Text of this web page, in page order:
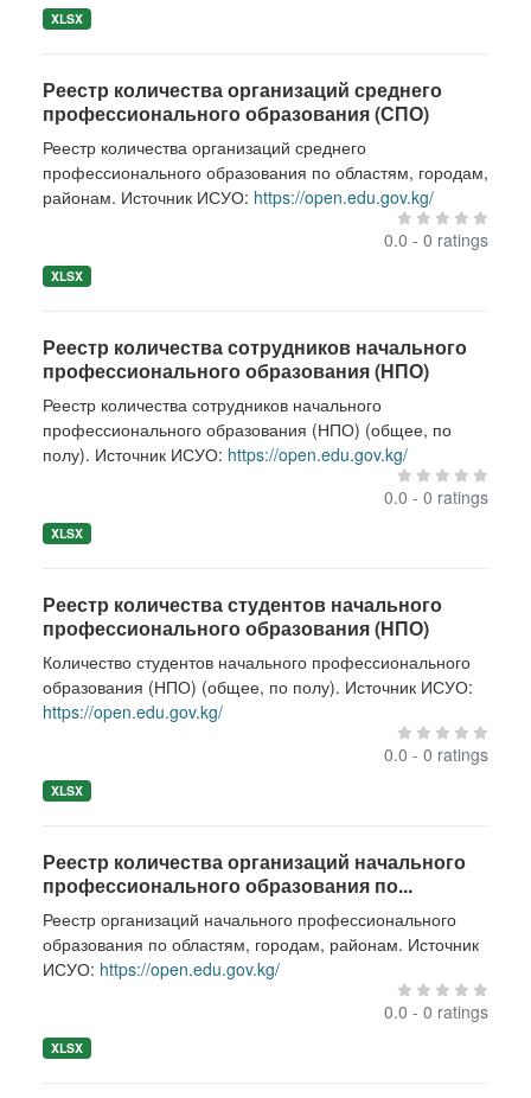
XLSX
Реестр количества организаций среднего
профессионального образования (СПО)
Реестр количества организаций среднего
профессионального образования по областям, городам,
районам. Источник ИСУО: https://open.edu.gov.kg/
0.0 - 0 ratings
XLSX
Реестр количества сотрудников начального
профессионального образования (НПО)
Реестр количества сотрудников начального
профессионального образования (НПО) (общее, по
полу). Источник ИСУО: https://open.edu.gov.kg/
0.0 - 0 ratings
XLSX
Реестр количества студентов начального
профессионального образования (НПО)
Количество студентов начального профессионального
образования (НПО) (общее, по полу). Источник ИСУО:
https://open.edu.gov.kg/
0.0 - 0 ratings
XLSX
Реестр количества организаций начального
профессионального образования по...
Реестр организаций начального профессионального
образования по областям, городам, районам. Источник
ИСУО: https://open.edu.gov.kg/
0.0 - 0 ratings
XLSX